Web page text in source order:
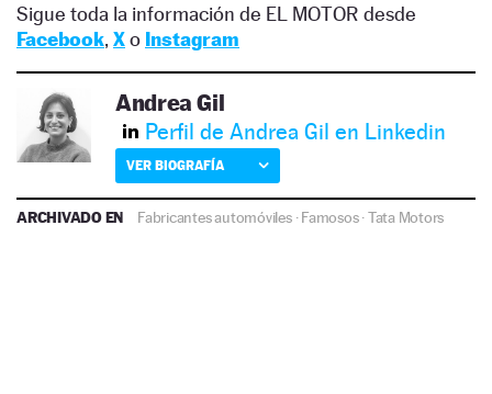
Sigue toda la información de EL MOTOR desde
Facebook, Xo Instagram
Andrea Gil
Perfil de Andrea Gil en Linkedin
VER BIOGRAFÍA
ARCHIVADO EN Fabricantes automóviles·Famosos·Tata Motors